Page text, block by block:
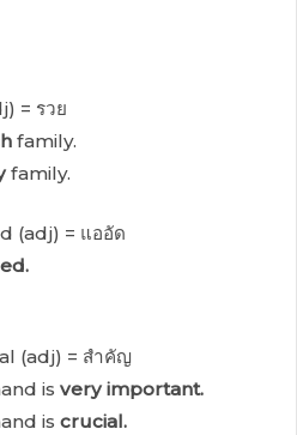
= รวย
family.
family.
(adj) = แออัด
(adj) = สำคัญ
is very important.
is crucial.